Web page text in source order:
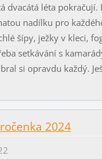
dvacátá léta pokračují.
nadílku pro
šípy, ježky v kleci,
setkávání s
si opravdu každý.
2024